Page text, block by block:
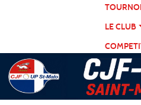
LE CLUB
Panneau de gestion des cookies